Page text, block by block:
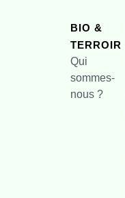
BIO &
TERROIR
Qui
sommes-
nous ?